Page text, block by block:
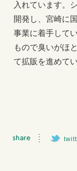
入れています。
開発し、宮崎に
事業に着手して
もので臭いがほ
て拡販を進めて